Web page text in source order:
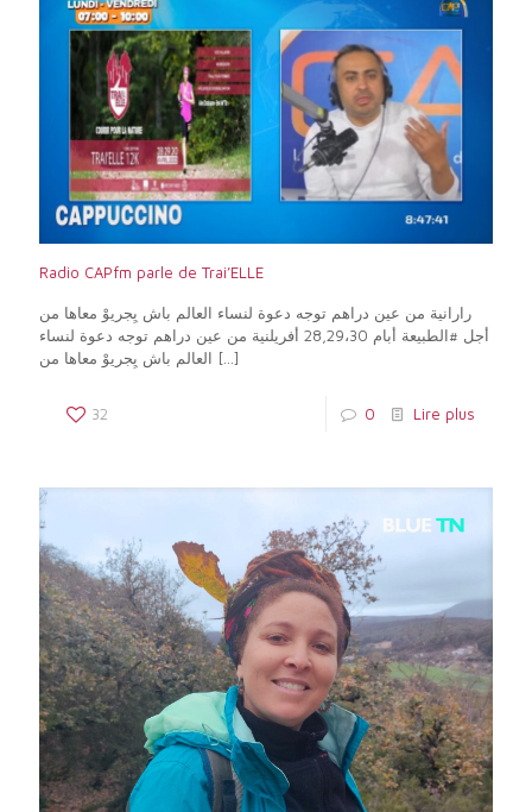
Radio CAPfm parle de Trai’ELLE
رارانية من عين دراهم توجه دعوة لنساء العالم باش يِجريوْ معاها من
أجل #الطبيعة أبام 28,29،30 أفريلنية من عين دراهم توجه دعوة لنساء
العالم باش يِجريوْ معاها من […]
32 0 Lire plus